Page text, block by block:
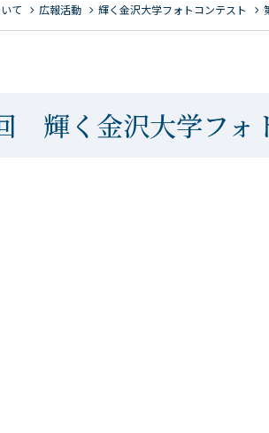
て chevron_right 広報活動 chevron_right 輝く金沢大学フォトコンテスト chevron_right
輝く金沢大学フ